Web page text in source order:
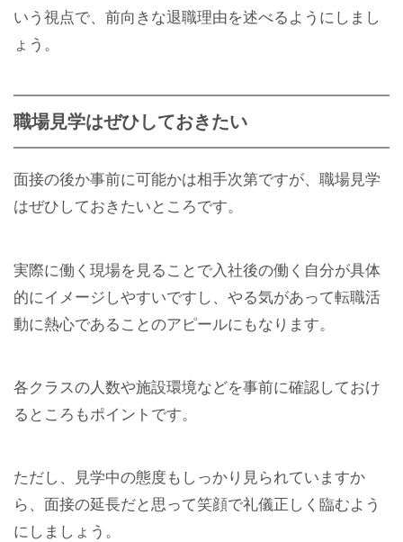
いう視点で、前向きな退職理由を述べるようにしまし
ょう。
職場見学はぜひしておきたい
面接の後か事前に可能かは相手次第ですが、職場見学
はぜひしておきたいところです。
実際に働く現場を見ることで入社後の働く自分が具体
的にイメージしやすいですし、やる気があって転職活
動に熱心であることのアピールにもなります。
各クラスの人数や施設環境などを事前に確認しておけ
るところもポイントです。
ただし、見学中の態度もしっかり見られていますか
ら、面接の延長だと思って笑顔で礼儀正しく臨むよう
にしましょう。